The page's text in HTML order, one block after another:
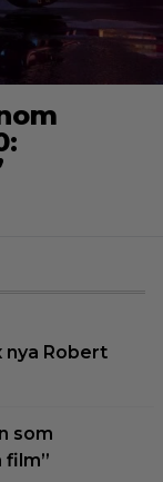
nya Robert
som
film”